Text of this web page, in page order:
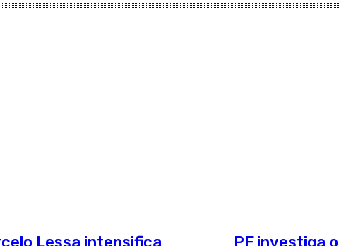
Lessa intensifica
PF investiga